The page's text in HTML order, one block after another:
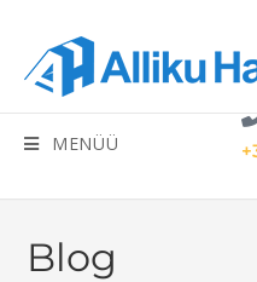
MENÜÜ
Blog